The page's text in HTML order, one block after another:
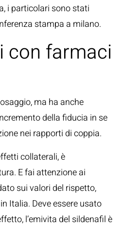
i particolari sono stati
stampa a milano.
con farmaci
ma ha anche
della fiducia in se
nei rapporti di coppia.
collaterali, è
E fai attenzione ai
sui valori del rispetto,
Italia. Deve essere usato
l’emivita del sildenafil è